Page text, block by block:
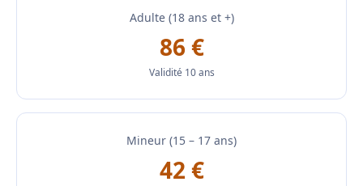
Adulte (18 ans et +)
86 €
Validité 10 ans
Mineur (15 – 17 ans)
42 €